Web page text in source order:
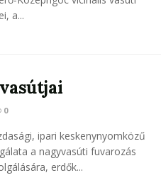
a...
0
ipari keskenynyomközű
a nagyvasúti fuvarozás
erdők...